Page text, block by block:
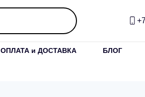
ОПЛАТА и ДОСТАВКА БЛОГ